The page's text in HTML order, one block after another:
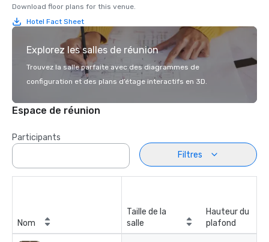
Download floor plans for this venue.
Hotel Fact Sheet
Explorez les salles de réunion
Trouvez la salle parfaite avec des diagrammes de
configuration et des plans d’étage interactifs en 3D.
Espace de réunion
Participants
Filtres
Nom
Taille de la
salle
Hauteur du
plafond